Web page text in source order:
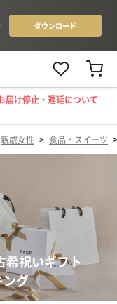
届け停止・遅延について
親戚女性 > 食品・スイーツ
希祝いギフト
グ